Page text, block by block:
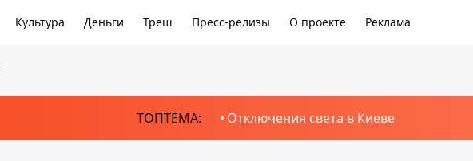
Культура Деньги Треш Пресс-релизы О проекте Реклама
ТОПТЕМА: Отключения света в Киеве